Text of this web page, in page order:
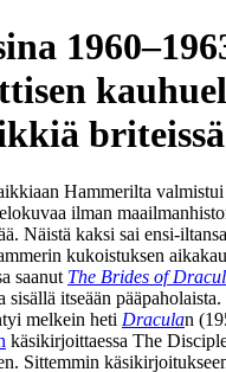
briteissä
Hammerilta valmistui
ilman
Näistä kaksi sai ensi-
kukoistuksen
saanut The Brides of
sisällä itseään
melkein heti Draculan
käsikirjoittaessa The
Sittemmin